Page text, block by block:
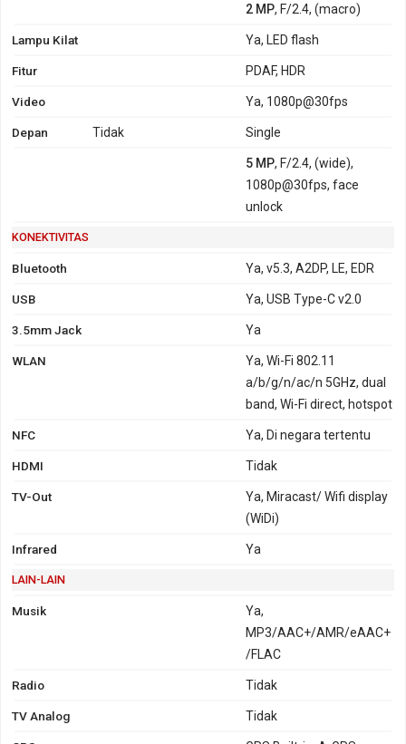
2 MP, F/2.4, (macro)
Lampu Kilat Ya, LED flash
Fitur PDAF, HDR
Video Ya, 1080p@30fps
Depan Tidak Single
5 MP, F/2.4, (wide),
1080p@30fps, face
unlock
KONEKTIVITAS
Bluetooth Ya, v5.3, A2DP, LE, EDR
USB Ya, USB Type-C v2.0
3.5mm Jack Ya
WLAN
Ya, Wi-Fi 802.11
a/b/g/n/ac/n 5GHz, dual
band, Wi-Fi direct, hotspot
NFC Ya, Di negara tertentu
HDMI Tidak
TV-Out
Ya, Miracast/ Wifi display
(WiDi)
Infrared Ya
LAIN-LAIN
Musik
Ya,
MP3/AAC+/AMR/eAAC+
/FLAC
Radio Tidak
TV Analog Tidak